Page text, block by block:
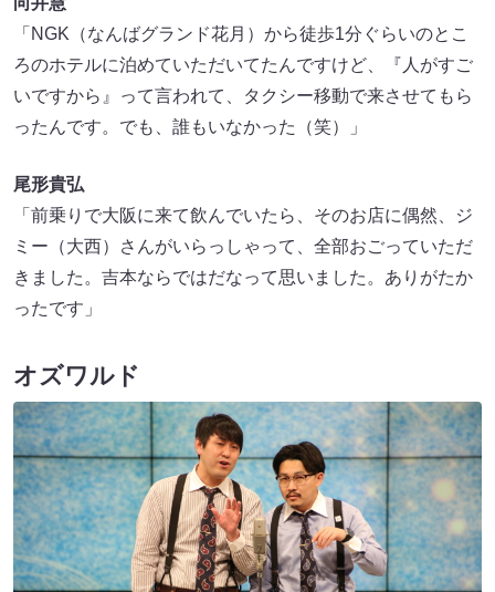
「NGK（なんばグランド花月）から徒歩1分ぐらいのとこ
ろのホテルに泊めていただいてたんですけど、『人がすご
いですから』って言われて、タクシー移動で来させてもら
ったんです。でも、誰もいなかった（笑）」
尾形貴弘
「前乗りで大阪に来て飲んでいたら、そのお店に偶然、ジ
ミー（大西）さんがいらっしゃって、全部おごっていただ
きました。吉本ならではだなって思いました。ありがたか
ったです」
オズワルド